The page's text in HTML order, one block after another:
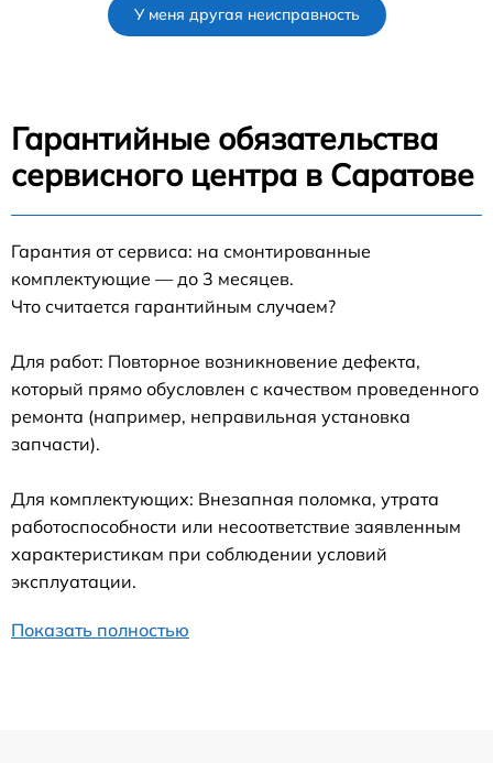
У меня другая неисправность
Гарантийные обязательства
сервисного центра в Саратове
Гарантия от сервиса: на смонтированные
комплектующие — до 3 месяцев.
Что считается гарантийным случаем?
Для работ: Повторное возникновение дефекта,
который прямо обусловлен с качеством проведенного
ремонта (например, неправильная установка
запчасти).
Для комплектующих: Внезапная поломка, утрата
работоспособности или несоответствие заявленным
характеристикам при соблюдении условий
эксплуатации.
Показать полностью